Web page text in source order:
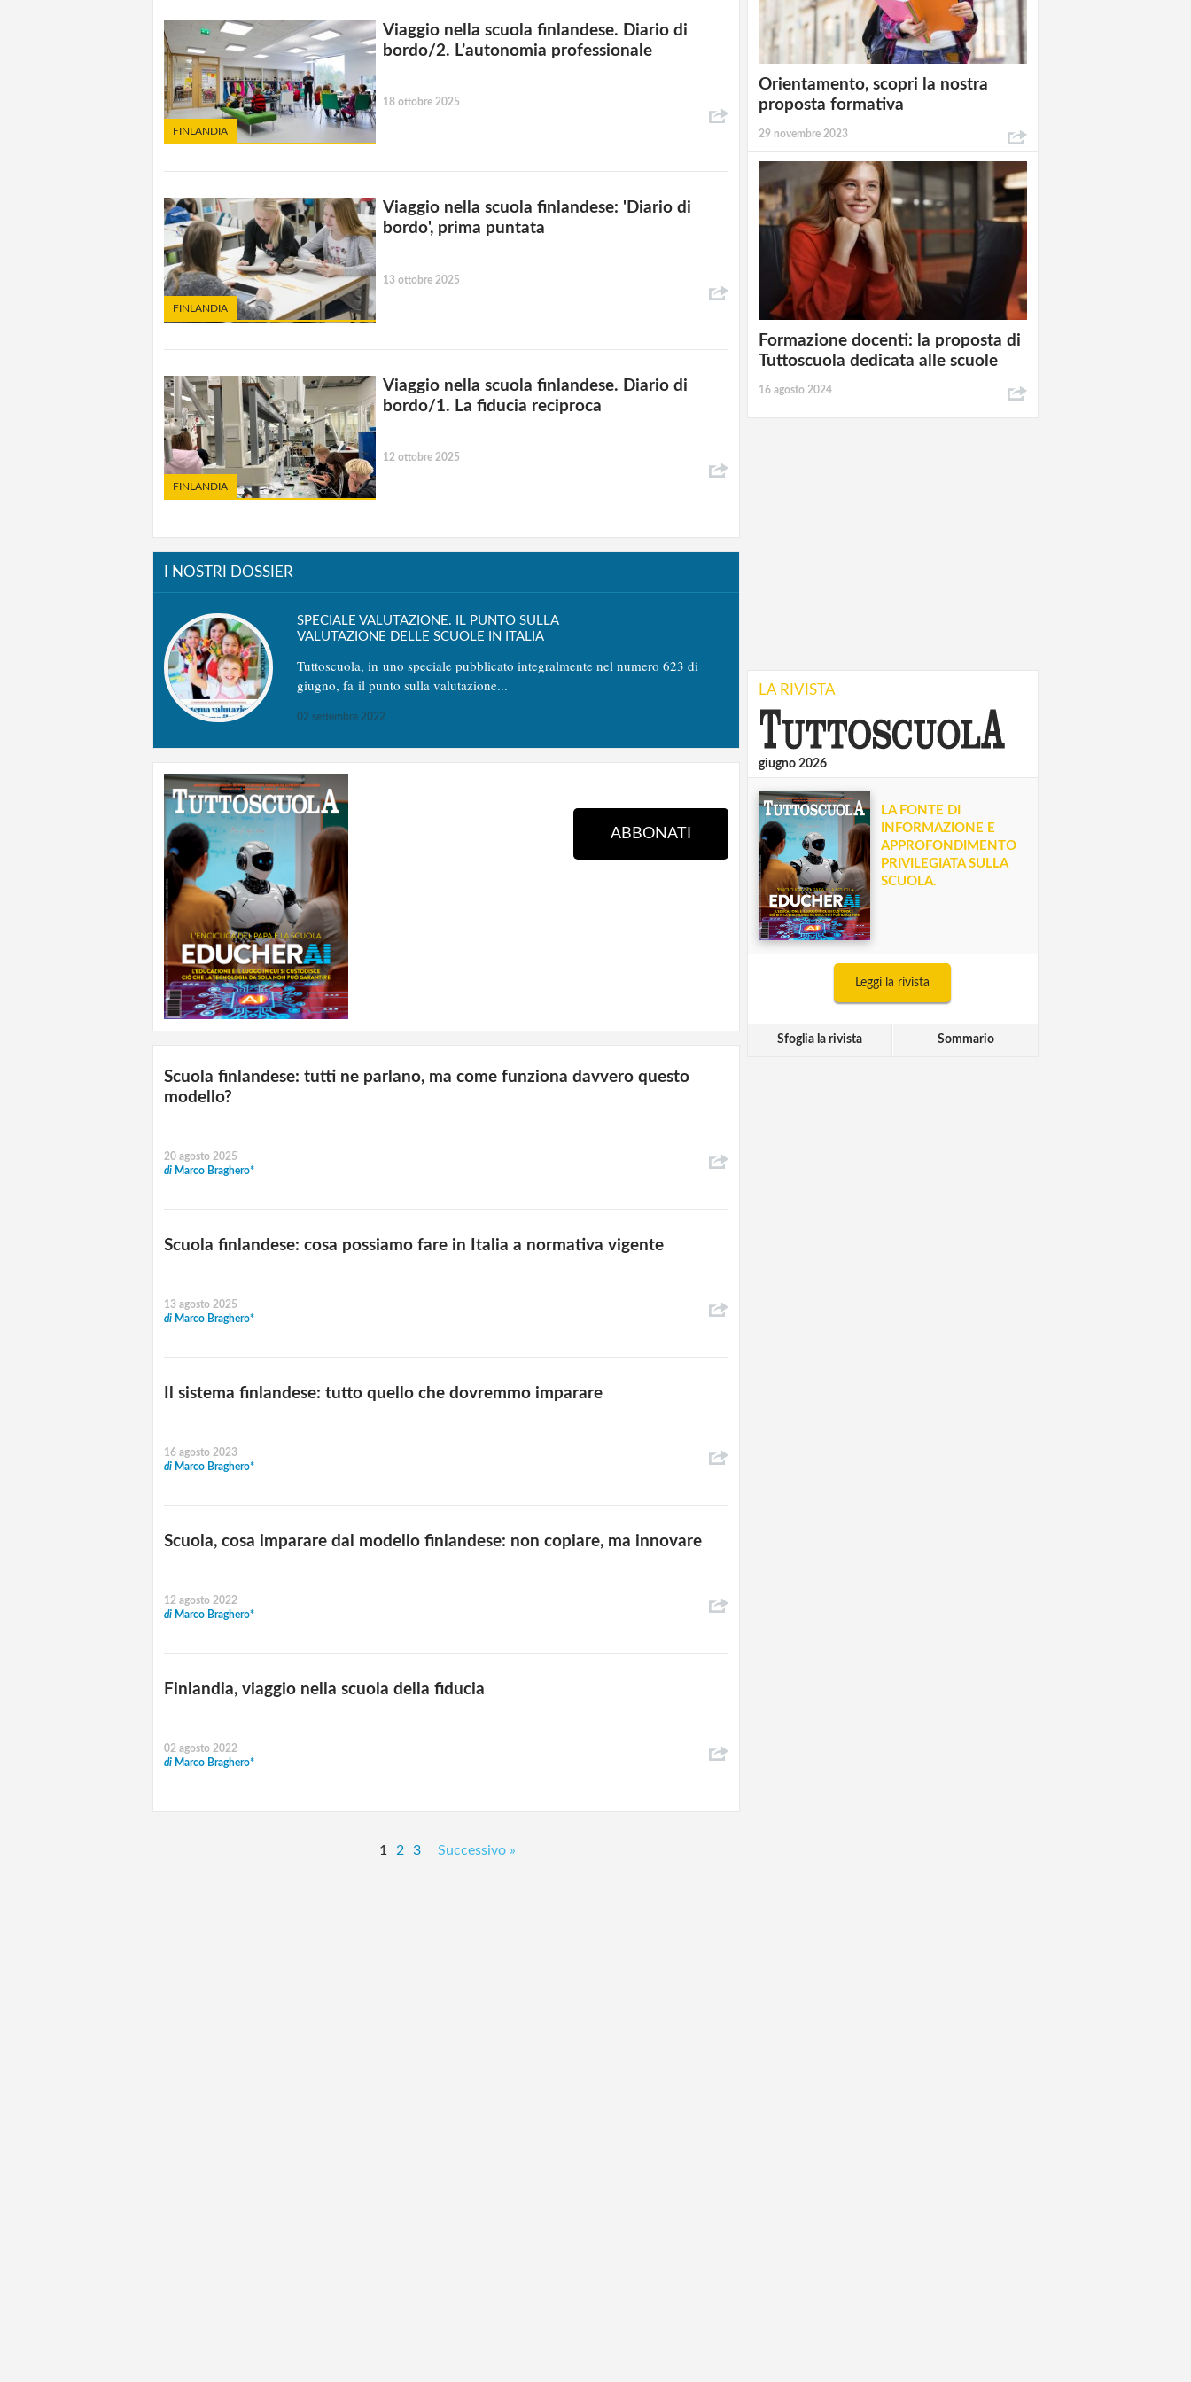
FINLANDIA
Viaggio nella scuola finlandese. Diario di
bordo/2. L’autonomia professionale
18 ottobre 2025
FINLANDIA
Viaggio nella scuola finlandese: 'Diario di
bordo', prima puntata
13 ottobre 2025
FINLANDIA
Viaggio nella scuola finlandese. Diario di
bordo/1. La fiducia reciproca
12 ottobre 2025
I NOSTRI DOSSIER
SPECIALE VALUTAZIONE. IL PUNTO SULLA
VALUTAZIONE DELLE SCUOLE IN ITALIA
Tuttoscuola, in uno speciale pubblicato integralmente nel numero 623 di
giugno, fa il punto sulla valutazione...
02 settembre 2022
ABBONATI
Scuola finlandese: tutti ne parlano, ma come funziona davvero questo
modello?
20 agosto 2025
di Marco Braghero*
Scuola finlandese: cosa possiamo fare in Italia a normativa vigente
13 agosto 2025
di Marco Braghero*
Il sistema finlandese: tutto quello che dovremmo imparare
16 agosto 2023
di Marco Braghero*
Scuola, cosa imparare dal modello finlandese: non copiare, ma innovare
12 agosto 2022
di Marco Braghero*
Finlandia, viaggio nella scuola della fiducia
02 agosto 2022
di Marco Braghero*
1 2 3 Successivo »
Orientamento, scopri la nostra
proposta formativa
29 novembre 2023
Formazione docenti: la proposta di
Tuttoscuola dedicata alle scuole
16 agosto 2024
LA RIVISTA
giugno 2026
LA FONTE DI
INFORMAZIONE E
APPROFONDIMENTO
PRIVILEGIATA SULLA
SCUOLA.
Leggi la rivista
Sfoglia la rivista Sommario